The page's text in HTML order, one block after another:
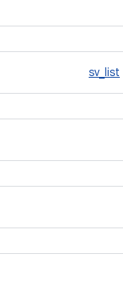
sv_list